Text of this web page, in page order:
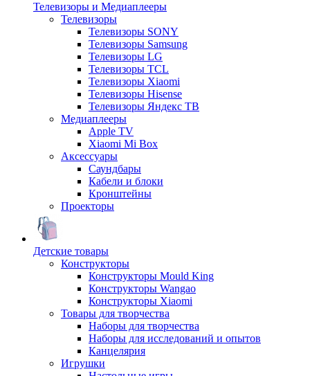
Телевизоры и Медиаплееры
Телевизоры
Телевизоры SONY
Телевизоры Samsung
Телевизоры LG
Телевизоры TCL
Телевизоры Xiaomi
Телевизоры Hisense
Телевизоры Яндекс ТВ
Медиаплееры
Apple TV
Xiaomi Mi Box
Аксессуары
Саундбары
Кабели и блоки
Кронштейны
Проекторы
Детские товары
Конструкторы
Конструкторы Mould King
Конструкторы Wangao
Конструкторы Xiaomi
Товары для творчества
Наборы для творчества
Наборы для исследований и опытов
Канцелярия
Игрушки